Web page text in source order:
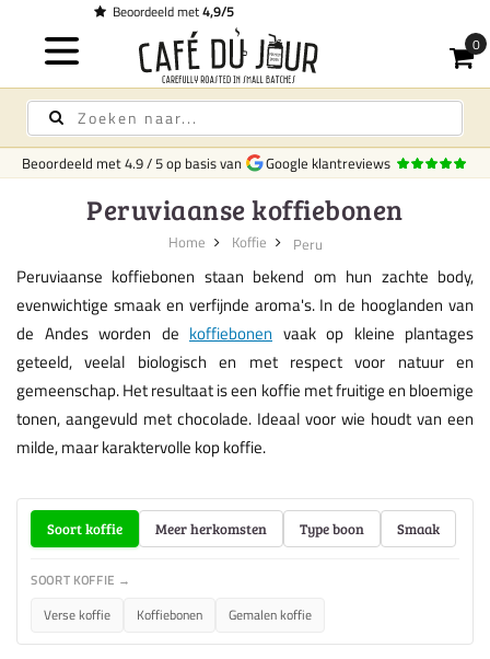
Gratis bezorging
Beoordeeld met4.9/5op basis van Google klantreviews
Peruviaanse koffiebonen
Home Koffie Peru
Peruviaanse koffiebonen staan bekend om hun zachte body,
evenwichtige smaak en verfijnde aroma's. In de hooglanden van
de Andes worden de koffiebonen vaak op kleine plantages
geteeld, veelal biologisch en met respect voor natuur en
gemeenschap. Het resultaat is een koffie met fruitige en bloemige
tonen, aangevuld met chocolade. Ideaal voor wie houdt van een
milde, maar karaktervolle kop koffie.
Soort koffie Meer herkomsten Type boon Smaak
SOORT KOFFIE →
Verse koffie Koffiebonen Gemalen koffie